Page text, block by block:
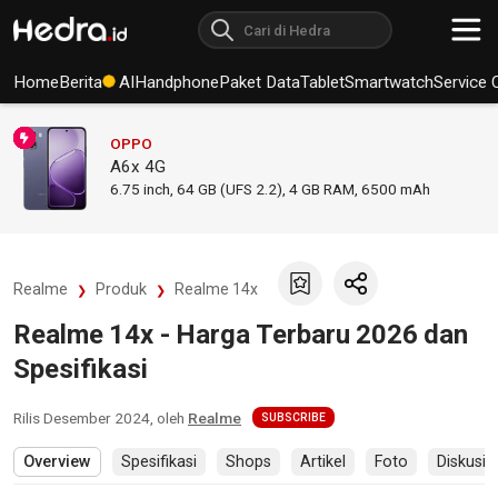
HomeBerita AIHandphonePaket DataTabletSmartwatchService
OPPO
A6x 4G
6.75 inch, 64 GB (UFS 2.2), 4 GB RAM 6500 mAh
Realme Produk Realme 14x
Realme 14x - Harga Terbaru 2026 dan
Spesifikasi
RilisDesember 2024 , oleh Realme SUBSCRIBE
Overview Spesifikasi Shops Artikel Foto Diskusi